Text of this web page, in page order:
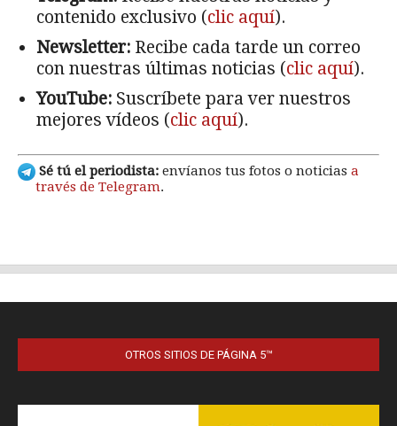
OTROS SITIOS DE PÁGINA 5™